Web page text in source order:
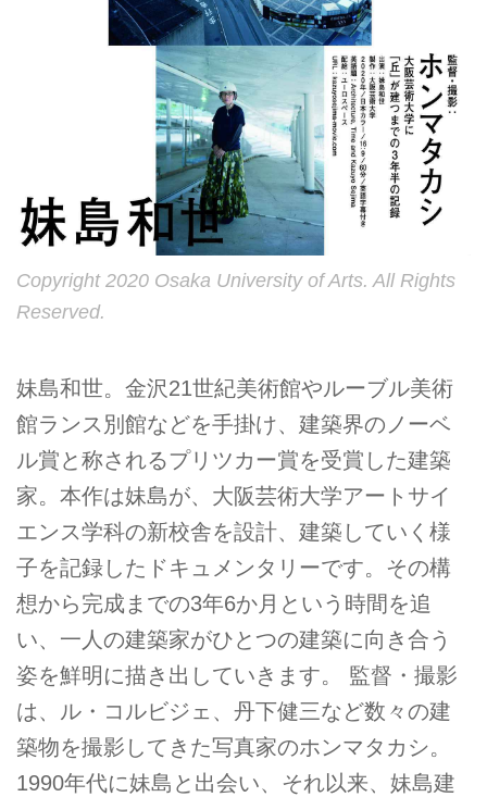
Copyright 2020 Osaka University of Arts. All Rights
Reserved.
妹島和世。金沢21世紀美術館やルーブル美術
館ランス別館などを手掛け、建築界のノーベ
ル賞と称されるプリツカー賞を受賞した建築
家。本作は妹島が、大阪芸術大学アートサイ
エンス学科の新校舎を設計、建築していく様
子を記録したドキュメンタリーです。その構
想から完成までの3年6か月という時間を追
い、一人の建築家がひとつの建築に向き合う
姿を鮮明に描き出していきます。 監督・撮影
は、ル・コルビジェ、丹下健三など数々の建
築物を撮影してきた写真家のホンマタカシ。
1990年代に妹島と出会い、それ以来、妹島建